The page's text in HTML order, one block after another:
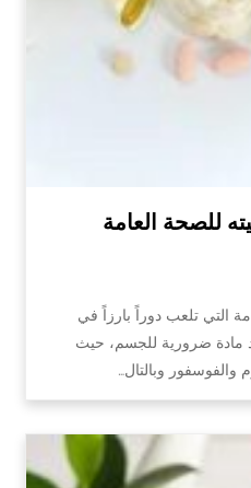
للصحة العامة
التي تلعب دوراً بارزاً في
د مادة ضرورية للجسم، حيث
وبالتال…